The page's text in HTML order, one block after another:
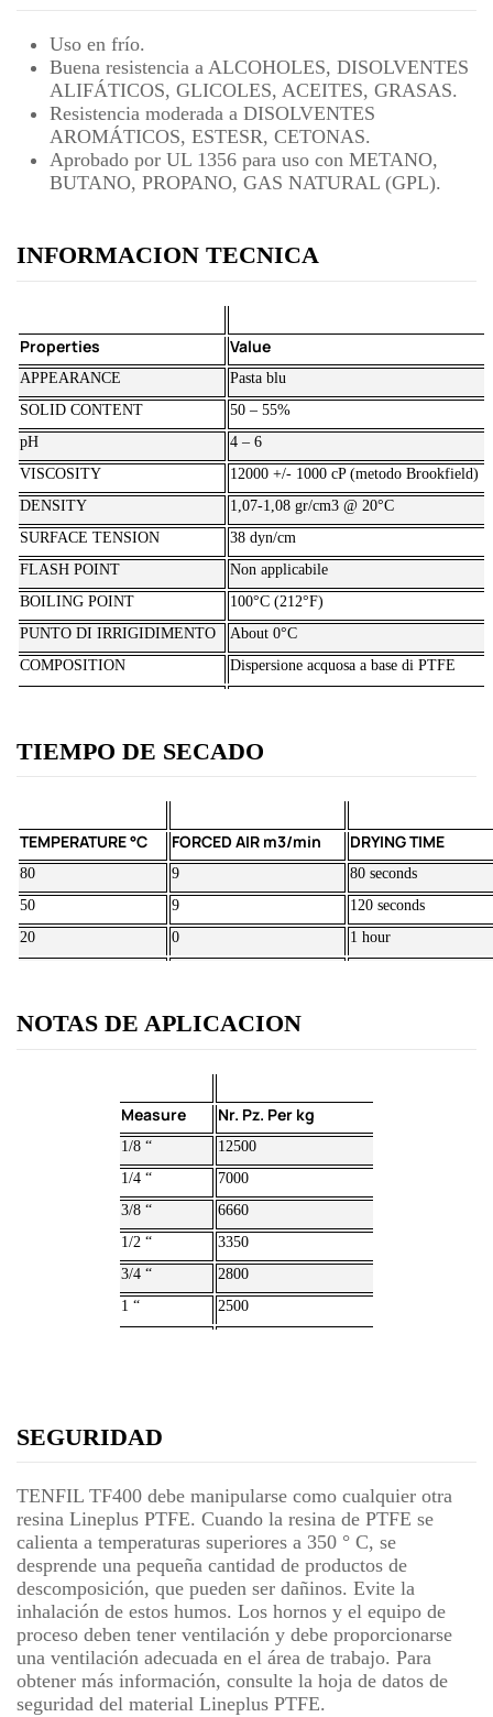
Uso en frío.
Buena resistencia a ALCOHOLES, DISOLVENTES
ALIFÁTICOS, GLICOLES, ACEITES, GRASAS.
Resistencia moderada a DISOLVENTES
AROMÁTICOS, ESTESR, CETONAS.
Aprobado por UL 1356 para uso con METANO,
BUTANO, PROPANO, GAS NATURAL (GPL).
INFORMACION TECNICA
Properties Value
APPEARANCE
Pasta blu
SOLID CONTENT
50 – 55%
pH
4 – 6
VISCOSITY
12000 +/- 1000 cP (metodo Brookfield)
DENSITY
1,07-1,08 gr/cm3 @ 20°C
SURFACE TENSION
38 dyn/cm
FLASH POINT
Non applicabile
BOILING POINT
100°C (212°F)
PUNTO DI IRRIGIDIMENTO
About 0°C
COMPOSITION
Dispersione acquosa a base di PTFE
TIEMPO DE SECADO
TEMPERATURE °C FORCED AIR m3/min DRYING TIME
80 9
80 seconds
50
9
120 seconds
20
0 1 hour
NOTAS DE APLICACION
Measure Nr. Pz. Per kg
1/8 “
12500
1/4 “
7000
3/8 “
6660
1/2 “
3350
3/4 “
2800
1 “
2500
SEGURIDAD
TENFIL TF400 debe manipularse como cualquier otra
resina Lineplus PTFE. Cuando la resina de PTFE se
calienta a temperaturas superiores a 350 ° C, se
desprende una pequeña cantidad de productos de
descomposición, que pueden ser dañinos. Evite la
inhalación de estos humos. Los hornos y el equipo de
proceso deben tener ventilación y debe proporcionarse
una ventilación adecuada en el área de trabajo. Para
obtener más información, consulte la hoja de datos de
seguridad del material Lineplus PTFE.